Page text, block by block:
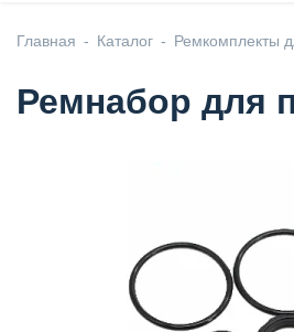
Главная Каталог Ремкомплекты
Ремнабор для